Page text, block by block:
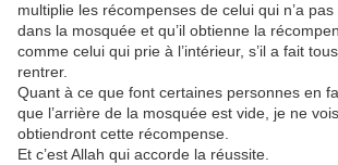
multiplie les récompenses de celui qui n’a
dans la mosquée et qu’il obtienne la
comme celui qui prie à l’intérieur, s’il a fait
rentrer.
Quant à ce que font certaines personnes en
que l’arrière de la mosquée est vide, je ne
obtiendront cette récompense.
Et c’est Allah qui accorde la réussite.